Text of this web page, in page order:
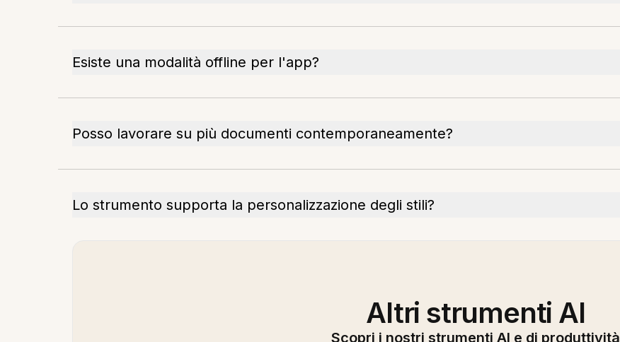
Esiste una modalità offline per l'app?
Posso lavorare su più documenti contemporaneamente?
Lo strumento supporta la personalizzazione degli stili?
Altri strumenti AI
Scopri i nostri strumenti AI e di produttività